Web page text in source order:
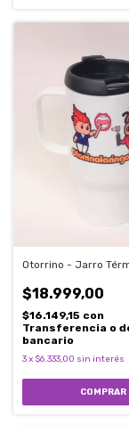
Otorrino - Jarro
$18.999,00
$16.149,15 con
Transferencia o
bancario
3x $6.333,00 sin interés